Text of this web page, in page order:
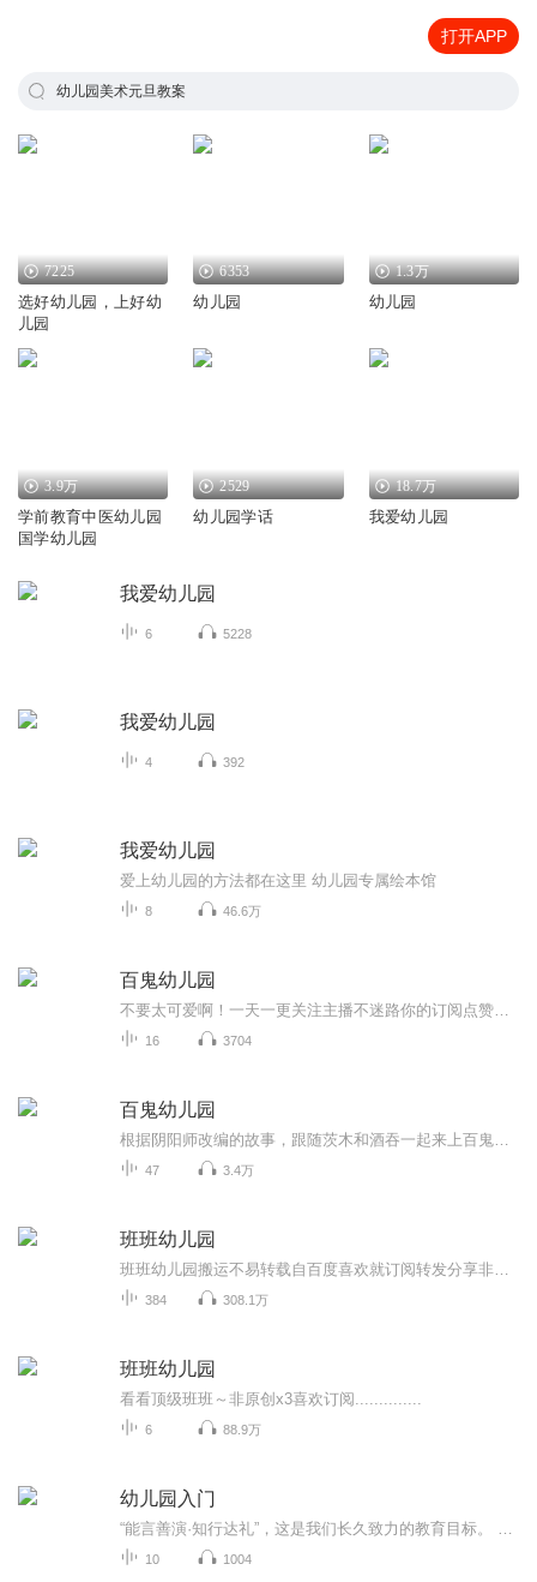
打开APP
幼儿园美术元旦教案
7225
选好幼儿园，上好幼
儿园
6353
幼儿园
1.3万
幼儿园
3.9万
学前教育中医幼儿园
国学幼儿园
2529
幼儿园学话
18.7万
我爱幼儿园
我爱幼儿园
6 5228
我爱幼儿园
4 392
我爱幼儿园
爱上幼儿园的方法都在这里 幼儿园专属绘本馆
8 46.6万
百鬼幼儿园
16 3704
百鬼幼儿园
47 3.4万
班班幼儿园
384 308.1万
班班幼儿园
看看顶级班班～非原创x3喜欢订阅..............
6 88.9万
幼儿园入门
10 1004